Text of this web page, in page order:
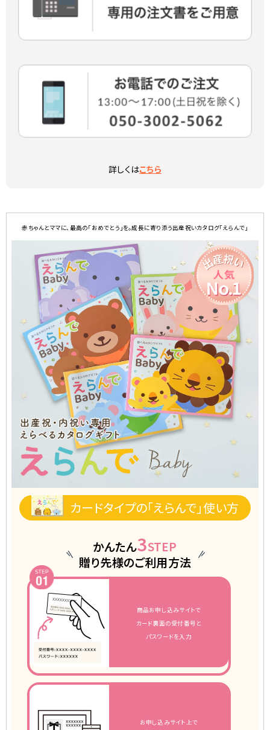
詳しくはこちら
赤ちゃんとママに、最高の「おめでとう」を。成長に寄り添う出産祝いカタログ「えらんで」
出産祝い人気No.1
カードタイプの「えらんで」使い方
かんたん3STEP
贈り先様のご利用方法
STEP01
商品お申し込みサイトで
カード裏面の受付番号と
パスワードを入力
お申し込みサイト上で